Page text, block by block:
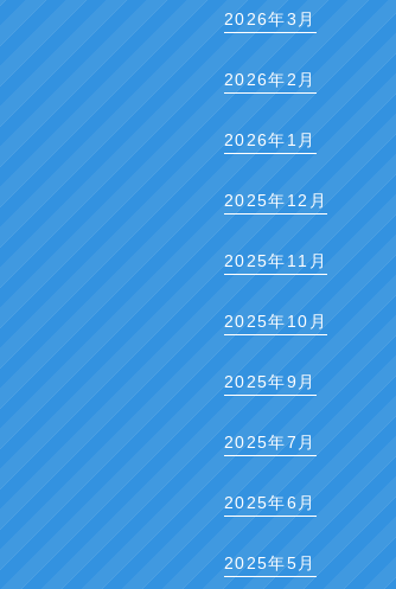
2026年3月
2026年2月
2026年1月
2025年12月
2025年11月
2025年10月
2025年9月
2025年7月
2025年6月
2025年5月